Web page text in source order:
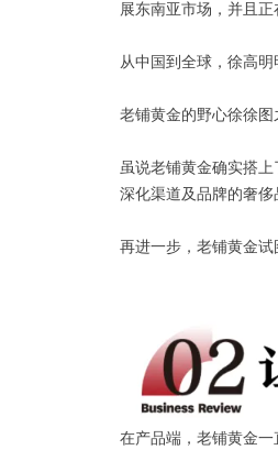
展东南亚市场，并且正
从中国到全球，徐高
老铺黄金的野心徐徐图
虽说老铺黄金确实搭
深化渠道及品牌的奢
再进一步，老铺黄金
在产品端，老铺黄金